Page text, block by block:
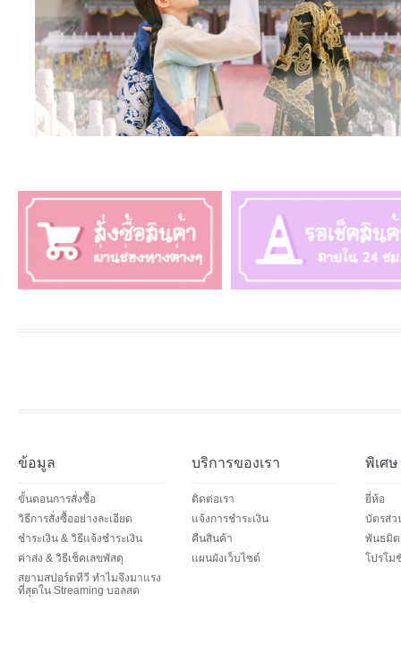
ข้อมูล
ขั้นตอนการสั่งซื้อ
วิธีการสั่งซื้ออย่างละเอียด
ชำระเงิน & วิธีแจ้งชำระเงิน
ค่าส่ง & วิธีเช็คเลขพัสดุ
สยามสปอร์ตทีวี ทำไมจึงมาแรง
ที่สุดใน Streaming บอลสด
บริการของเรา
ติดต่อเรา
แจ้งการชำระเงิน
คืนสินค้า
แผนผังเว็บไซต์
พิเศษ
ยี่ห้อ
บัตรส่ว
พันธมิต
โปรโม